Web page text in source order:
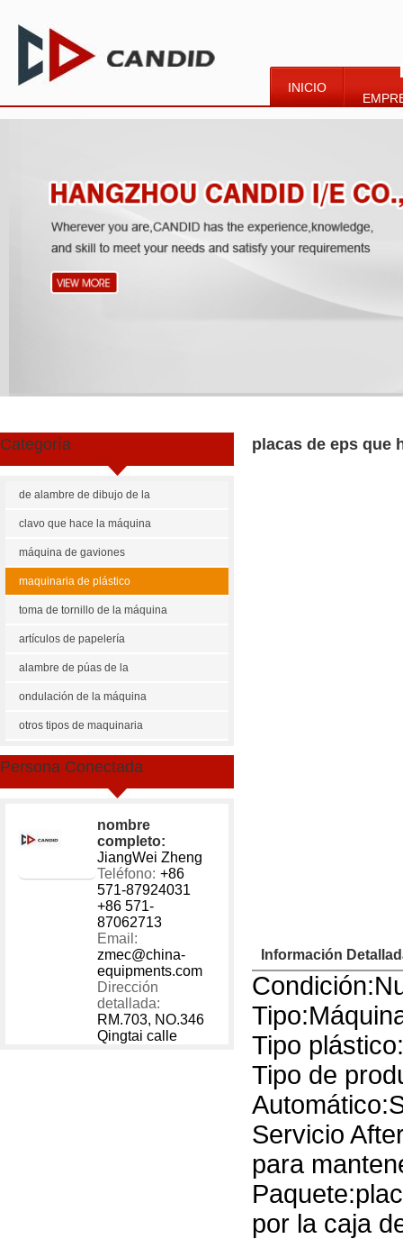
INICIO
Categoría
de alambre de dibujo de la
máquina
clavo que hace la máquina
máquina de gaviones
maquinaria de plástico
toma de tornillo de la máquina
artículos de papelería
maquinaria
alambre de púas de la
máquina
ondulación de la máquina
otros tipos de maquinaria
Persona Conectada
nombre
completo:
JiangWei Zheng
Teléfono: +86
571-87924031
+86 571-
87062713
Email:
zmec@china-
equipments.com
Dirección
detallada:
RM.703, NO.346
Qingtai calle
placas de eps que
Información
Tipo
Tipo de
Servicio
para
por la caja